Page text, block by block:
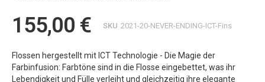
155,00 € SKU 2021-20-NEVER-ENDING-ICT-Fins
Flossen hergestellt mit ICT Technologie - Die Magie der
Farbinfusion: Farbtöne sind in die Flosse eingebettet, was ihr
Lebendigkeit und Fülle verleiht und gleichzeitig ihre elegante